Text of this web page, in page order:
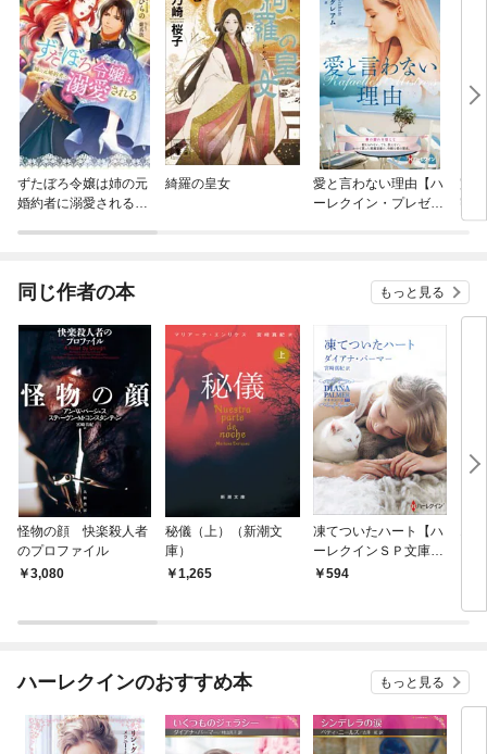
ずたぼろ令嬢は姉の元
婚約者に溺愛される
綺羅の皇女
愛と言わない理由【ハ
ーレクイン・プレゼン
完
密約
同じ作者の本 もっと見る
怪物の顔 快楽殺人者
のプロファイル
3,080
秘儀（上）（新潮文
庫）
1,265
凍てついたハート【ハ
ーレクインＳＰ文庫
版】594
ハーレクインのおすすめ本 もっと見る